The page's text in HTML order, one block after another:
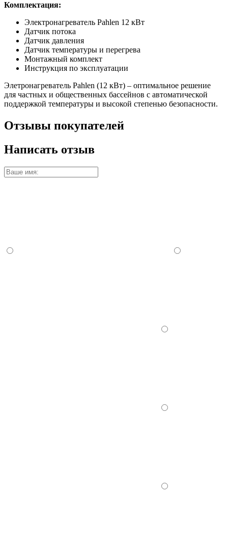
Комплектация:
Электронагреватель Pahlen 12 кВт
Датчик потока
Датчик давления
Датчик температуры и перегрева
Монтажный комплект
Инструкция по эксплуатации
Элетронагреватель Pahlen (12 кВт) – оптимальное решение
для частных и общественных бассейнов c автоматической
поддержкой температуры и высокой степенью безопасности.
Отзывы покупателей
Написать отзыв